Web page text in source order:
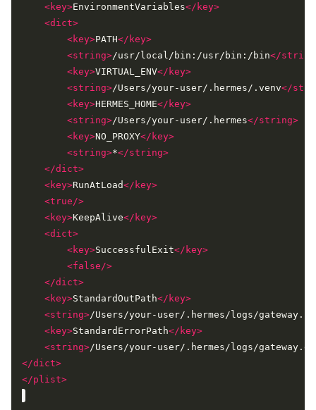
<key>EnvironmentVariables</key>
<dict>
<key>PATH</key>
<string>/usr/local/bin:/usr/bin:/bin</
<key>VIRTUAL_ENV</key>
<string>/Users/your-user/.hermes/.venv</
<key>HERMES_HOME</key>
<string>/Users/your-user/.hermes</string>
<key>NO_PROXY</key>
<string>*</string>
</dict>
<key>RunAtLoad</key>
<true/>
<key>KeepAlive</key>
<dict>
<key>SuccessfulExit</key>
<false/>
</dict>
<key>StandardOutPath</key>
<string>/Users/your-user/.hermes/logs/
<key>StandardErrorPath</key>
<string>/Users/your-user/.hermes/logs/
</dict>
</plist>